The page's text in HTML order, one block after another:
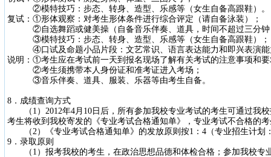
②模特技巧：步态、转身、造型、乐感等（女生自备高跟鞋）。
复试：①形体观察：对考生形体条件进行综合评定（请自备泳装）；
②自选舞蹈或健美操（自备音乐伴奏、道具，时间不超过三分钟
③模特技巧：步态、转身、造型、乐感等（女生自备高跟鞋）；
④口试及命题小品片段：文艺常识、语言表达能力和即兴表演能
说明：①考生应在考试前一天到报名现场了解有关考试的注意事项和要
②考生须携带本人身份证和准考证进入考场；
③音乐伴奏、道具、服装、乐器等由考生自备。
8．成绩查询方式
（ 1 ） 2012年4月 10日后，所有参加我校专业考试的考生可通过我
考生将收到我校寄发的《专业考试合格通知单》，专业考试不合格的
（2）《专业考试合格通知单》的发放原则按1 ： 4（专业招生计划
9．录取原则
（ 1 ）报考我校的考生，在政治思想品德和体检合格；参加我校专